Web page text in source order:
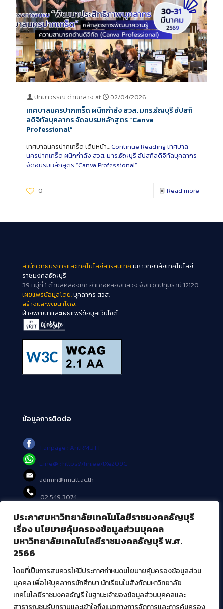
ประกาศมหาวิทยาลัยเทคโนโลยีราชมงคลธัญบุรี
เรื่อง นโยบายคุ้มครองข้อมูลส่วนบุคคล
มหาวิทยาลัยเทคโนโลยีราชมงคลธัญบุรี พ.ศ.
2566
โดยที่เป็นการสมควรให้มีประกาศกำหนดนโยบายคุ้มครองข้อมูลส่วน
บุคคล เพื่อให้บุคลากรนักศึกษา นักเรียนในสังกัดมหาวิทยาลัย
เทคโนโลยีราชมงคลธัญรี ในฐานะเจ้าของข้อมูลส่วนบุคคลและ
สาธารณชนรับทราบและเข้าใจถึงแนวทางการจัดการและการคุ้มครอง
ปัทมาวรรณ ด่านกลาง at 02/04/2026
เทศบาลนครปากเกร็ด ผนึกกำลัง สวส. มทร.ธัญบุรี อัปสกิ
ลดิจิทัลบุคลากร จัดอบรมหลักสูตร “Canva
Professional”
เทศบาลนครปากเกร็ด เดินหน้า… Continue Readingเทศบาล
นครปากเกร็ด ผนึกกำลัง สวส. มทร.ธัญบุรี อัปสกิลดิจิทัลบุคลากร
จัดอบรมหลักสูตร “Canva Professional”
0 Read more
สำนักวิทยบริการและเทคโนโลยีสารสนเทศมหาวิทยาลัยเทคโนโลยี
ราชมงคลธัญบุรี
39 หมู่ที่ 1 ตำบลคลองหก อำเภอคลองหลวง จังหวัดปทุมธานี 12120
เผยแพร่ข้อมูลโดย.บุคลากร สวส.
สร้างและพัฒนาโดย.
ฝ่ายพัฒนาและเผยแพร่ข้อมูลเว็บไซต์
ข้อมูลการติดต่อ
Fanpage : AritRMUTT
Line@ : https://lin.ee/tXe209C
admin@rmutt.ac.th
02 549 3074
บริการอื่นๆ ของ สวส.
ศูนย์สื่อดิจิทัล
ศูนย์นวัตกรรมและความรู้
สมัยใหม่ (MoSeC)